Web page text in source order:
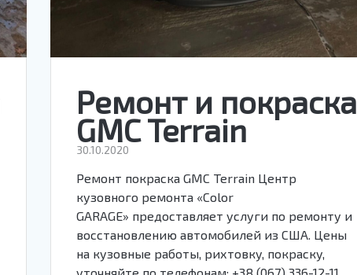
Ремонт и покраска
GMC Terrain
30.10.2020
Ремонт покраска GMC Terrain Центр
кузовного ремонта «Color
GARAGE» предоставляет услуги по ремонту и
восстановлению автомобилей из США. Цены
на кузовные работы, рихтовку, покраску,